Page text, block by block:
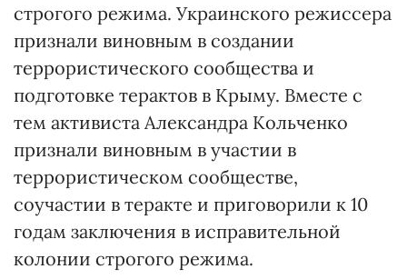
строгого режима. Украинского режиссера
признали виновным в создании
террористического сообщества и
подготовке терактов в Крыму. Вместе с
тем активиста Александра Кольченко
признали виновным в участии в
террористическом сообществе,
соучастии в теракте и приговорили к 10
годам заключения в исправительной
колонии строгого режима.